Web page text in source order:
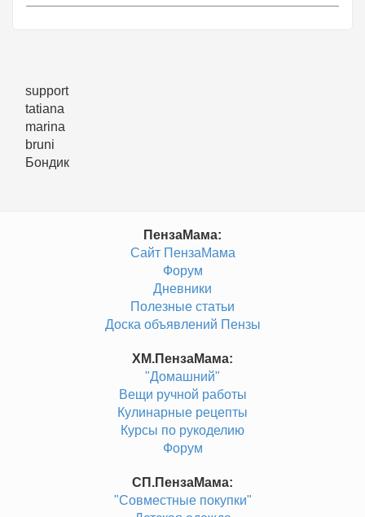
support
tatiana
marina
bruni
Бондик
ПензаМама:
Сайт ПензаМама
Форум
Дневники
Полезные статьи
Доска объявлений Пензы
ХМ.ПензаМама:
"Домашний"
Вещи ручной работы
Кулинарные рецепты
Курсы по рукоделию
Форум
СП.ПензаМама:
"Совместные покупки"